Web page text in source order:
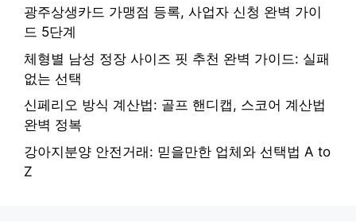
광주상생카드 가맹점 등록, 사업자 신청 완벽 가이
드 5단계
체형별 남성 정장 사이즈 핏 추천 완벽 가이드: 실패
없는 선택
신페리오 방식 계산법: 골프 핸디캡, 스코어 계산법
완벽 정복
강아지분양 안전거래: 믿을만한 업체와 선택법 A to
Z